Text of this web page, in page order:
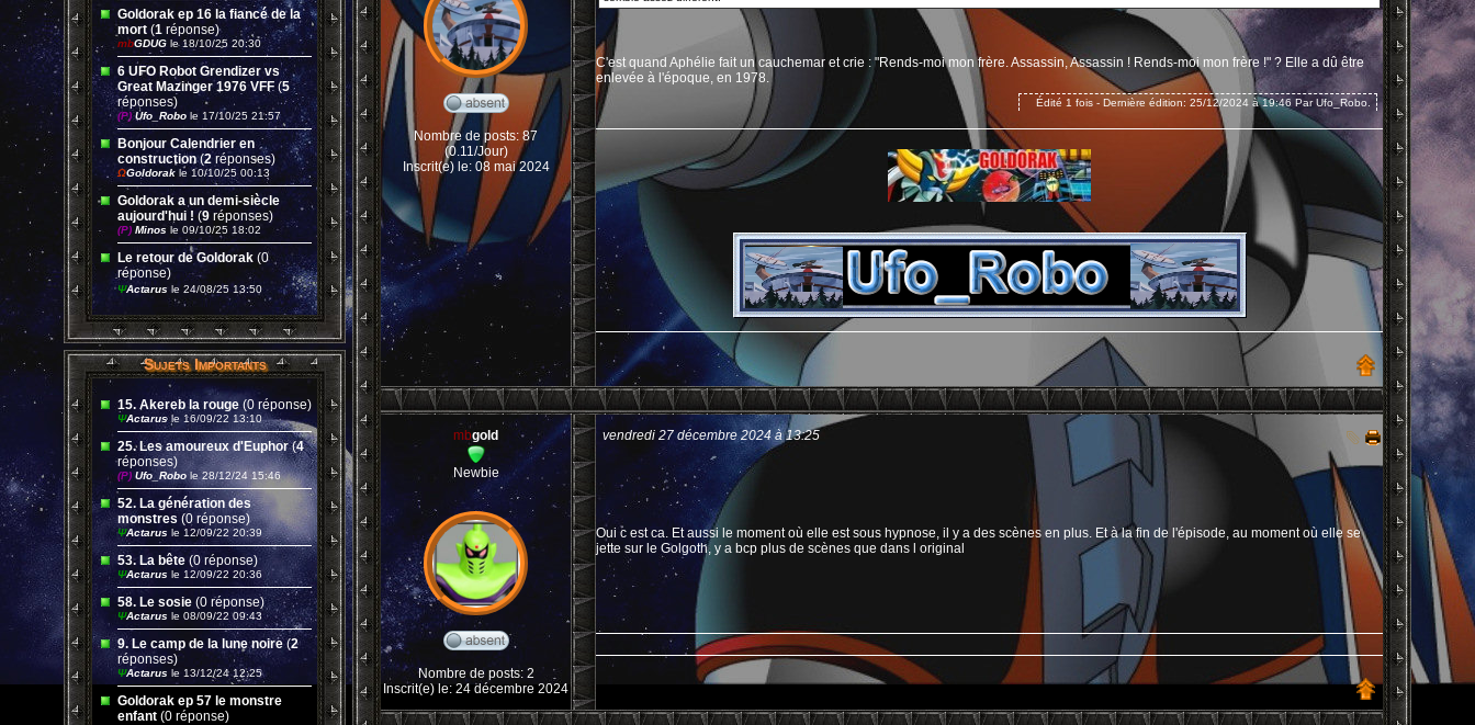
Goldorak ep 16 la fiancé de la
mort (1 réponse)
mbGDUG le 18/10/25 20:30
6 UFO Robot Grendizer vs
Great Mazinger 1976 VFF (5
réponses)
(P)Ufo_Robo le 17/10/25 21:57
Bonjour Calendrier en
construction(2réponses)
ΩGoldorak le 10/10/25 00:13
Goldorak a un demi-siècle
aujourd'hui ! (9 réponses)
(P) Minos le 09/10/25 18:02
Le retour de Goldorak (0
réponse)
ΨActarus le 24/08/25 13:50
Sujets Importants
15. Akereb la rouge (0 réponse)
ΨActarusle 16/09/22 13:10
25. Les amoureux d'Euphor(4
réponses)
(P) Ufo_Robo le 28/12/24 15:46
52. La génération des
monstres (0 réponse)
ΨActarus le 12/09/22 20:39
53. La bête (0 réponse)
ΨActarus le 12/09/22 20:36
58. Le sosie (0 réponse)
ΨActarus le 08/09/22 09:43
9. Le camp de la lune noire(2
réponses)
ΨActarus le 13/12/24 12:25
Goldorak ep 57 le monstre
enfant (0 réponse)
Nombre de posts: 87
(0.11/Jour)
Inscrit(e) le: 08 mai 2024
C'est quand Aphélie fait un cauchemar et crie : "Rends-moi mon frère. Assassin, Assassin ! Rends-moi mon frère !" ? Elle a dû être
enlevée à l'époque, en 1978.
Édité 1 fois - Dernière édition: 25/12/2024 à 19:46 Par Ufo_Robo.
mbgold
Newbie
Nombre de posts: 2
Inscrit(e) le: 24 décembre 2024
vendredi 27 décembre 2024 à 13:25
Oui c est ca. Et aussi le moment où elle est sous hypnose, il y a des scènes en plus. Et à la fin de l'épisode, au moment où elle se
jette sur le Golgoth, y a bcp plus de scènes que dans l original